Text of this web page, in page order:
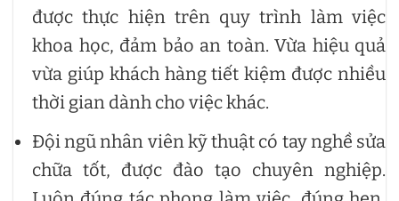
được thực hiện trên quy trình làm việc
khoa học, đảm bảo an toàn. Vừa hiệu quả
vừa giúp khách hàng tiết kiệm được nhiều
thời gian dành cho việc khác.
Đội ngũ nhân viên kỹ thuật có tay nghề sửa
chữa tốt, được đào tạo chuyên nghiệp.